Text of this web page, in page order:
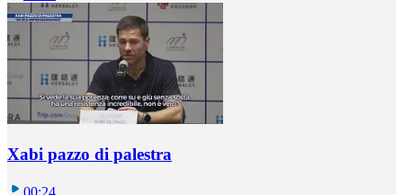
Xabi pazzo di palestra